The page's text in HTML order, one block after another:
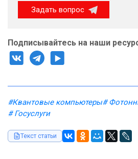
Задать вопрос
Подписывайтесь на наши
#Квантовые компьютеры#
# Госуслуги
Текст статьи